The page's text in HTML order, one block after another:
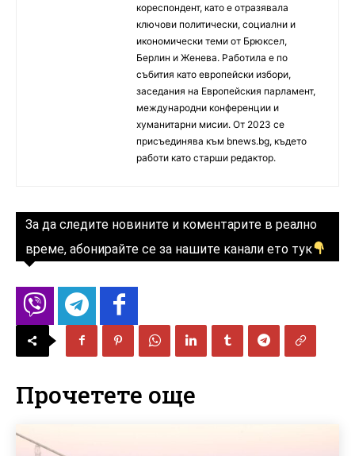
кореспондент, като е отразявала
ключови политически, социални и
икономически теми от Брюксел,
Берлин и Женева. Работила е по
събития като европейски избори,
заседания на Европейския парламент,
международни конференции и
хуманитарни мисии. От 2023 се
присъединява към bnews.bg, където
работи като старши редактор.
За да следите новините и коментарите в реално
време, абонирайте се за нашите канали ето тук
Прочетете още